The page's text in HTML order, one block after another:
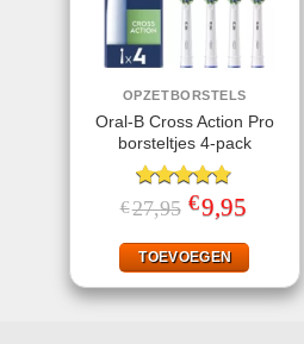
OPZETBORSTELS
Oral-B Cross Action Pro
borsteltjes 4-pack
Gewaardeerd
4.75uit 5
€27,95 Oorspronkelijke
prijs
€27,95.
€9,95
€9,95.
TOEVOEGEN